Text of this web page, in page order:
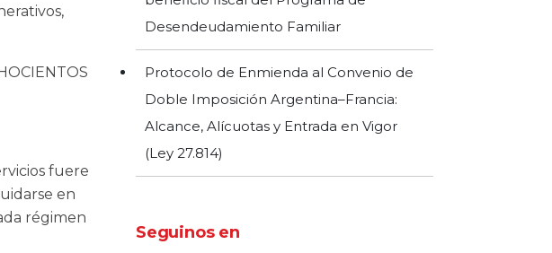
fuere
en
régimen
Desendeudamiento Familiar
Protocolo de Enmienda al Convenio de
Doble Imposición Argentina–Francia:
Alcance, Alícuotas y Entrada en Vigor
(Ley 27.814)
Seguinos en